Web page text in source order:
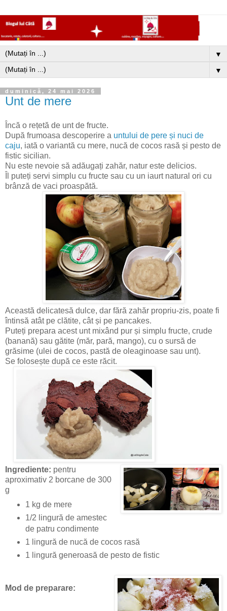
▼
▼
duminică, 24 mai 2026
Unt de mere
Încă o rețetă de unt de fructe.
După frumoasa descoperire a untului de pere și nuci de
caju, iată o variantă cu mere, nucă de cocos rasă și pesto de
fistic sicilian.
Nu este nevoie să adăugați zahăr, natur este delicios.
Îl puteți servi simplu cu fructe sau cu un iaurt natural ori cu
brânză de vaci proaspătă.
Această delicatesă dulce, dar fără zahăr propriu-zis, poate fi
întinsă atât pe clătite, cât și pe pancakes.
Puteți prepara acest unt mixând pur și simplu fructe, crude
(banană) sau gătite (măr, pară, mango), cu o sursă de
grăsime (ulei de cocos, pastă de oleaginoase sau unt).
Se folosește după ce este răcit.
Ingrediente: pentru
aproximativ 2 borcane de 300
g
1 kg de mere
1/2 lingură de amestec
de patru condimente
1 lingură de nucă de cocos rasă
1 lingură generoasă de pesto de fistic
Mod de preparare: